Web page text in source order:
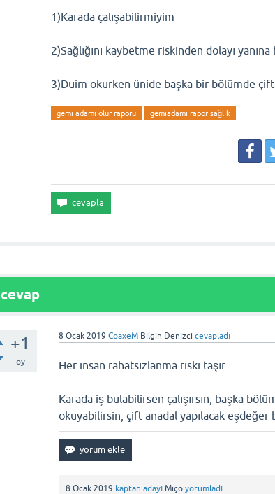
1)Karada çalışabilirmiyim
2)Sağlığını kaybetme riskinden dolayı
3)Duim okurken ünide başka bir bölümde
gemi adami olur raporu gemiadamı rapor sağlık
cevap
+1
oy
8 Ocak 2019 CoaxeM Bilgin Denizci cevapladı
Her insan rahatsızlanma riski taşır
Karada iş bulabilirsen çalışırsın, başka
okuyabilirsin, çift anadal yapılacak eşdeğer
8 Ocak 2019 kaptan adayı Miço yorumladı